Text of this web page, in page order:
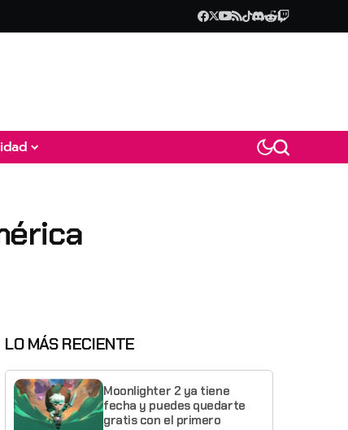
LO MÁS RECIENTE
Moonlighter 2 ya tiene
fecha y puedes quedarte
gratis con el primero